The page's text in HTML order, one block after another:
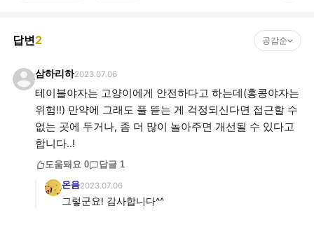
답변2 공감순
삼하리하2023.07.06
테이블야자는 고양이에게 안전하다고 하는데(홍콩야자는
위험!!) 만약에 그래도 풀 뜯는 게 걱정되신다면 접근할 수
없는 곳에 두거나, 좀 더 많이 놀아주면 개선될 수 있다고
합니다..!
도움돼요 0 답글 1
온음2023.07.06
그렇군요! 감사합니다^^